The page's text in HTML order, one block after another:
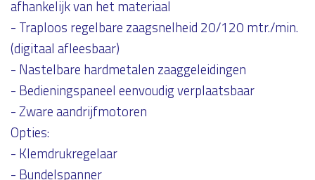
afhankelijk van het materiaal
- Traploos regelbare zaagsnelheid 20/120 mtr./min.
(digitaal afleesbaar)
- Nastelbare hardmetalen zaaggeleidingen
- Bedieningspaneel eenvoudig verplaatsbaar
- Zware aandrijfmotoren
Opties:
- Klemdrukregelaar
- Bundelspanner